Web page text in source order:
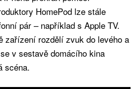
HomePod lze stále
pár – například s Apple TV.
zařízení rozdělí zvuk do levého a
v sestavě domácího kina
scéna.